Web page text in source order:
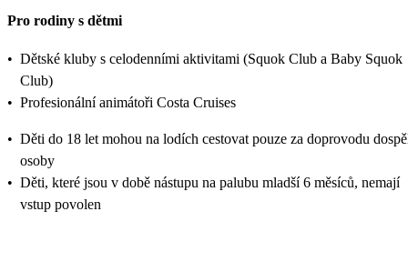
Pro rodiny s dětmi
• Dětské kluby s celodenními aktivitami (Squok Club a Baby Squok
Club)
• Profesionální animátoři Costa Cruises
• Děti do 18 let mohou na lodích cestovat pouze za doprovodu
osoby
• Děti, které jsou v době nástupu na palubu mladší 6 měsíců, nemají
vstup povolen